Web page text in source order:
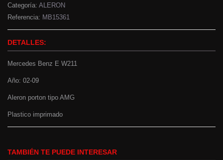
Categoría: ALERON
Referencia: MB15361
DETALLES:
Mercedes Benz E W211
Año: 02-09
Aleron porton tipo AMG
Plastico imprimado
TAMBIÉN TE PUEDE INTERESAR